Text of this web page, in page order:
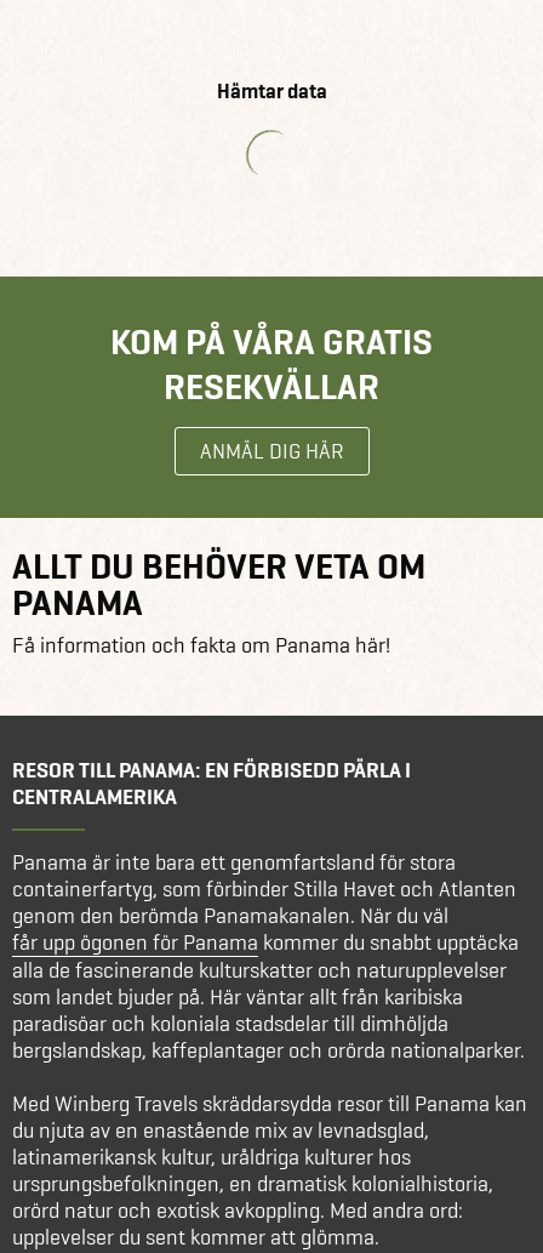
Hämtar data
KOM PÅ VÅRA GRATIS
RESEKVÄLLAR
ANMÄL DIG HÄR
ALLT DU BEHÖVER VETA OM
PANAMA
Få information och fakta om Panama här!
RESOR TILL PANAMA: EN FÖRBISEDD PÄRLA I
CENTRALAMERIKA
Panama är inte bara ett genomfartsland för stora
containerfartyg, som förbinder Stilla Havet och Atlanten
genom den berömda Panamakanalen. När du väl
får upp ögonen för Panama kommer du snabbt upptäcka
alla de fascinerande kulturskatter och naturupplevelser
som landet bjuder på. Här väntar allt från karibiska
paradisöar och koloniala stadsdelar till dimhöljda
bergslandskap, kaffeplantager och orörda nationalparker.
Med Winberg Travels skräddarsydda resor till Panama kan
du njuta av en enastående mix av levnadsglad,
latinamerikansk kultur, uråldriga kulturer hos
ursprungsbefolkningen, en dramatisk kolonialhistoria,
orörd natur och exotisk avkoppling. Med andra ord:
upplevelser du sent kommer att glömma.